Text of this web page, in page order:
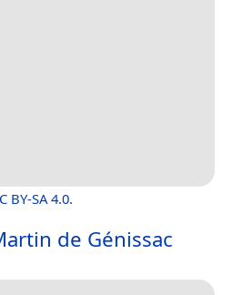
BY-SA 4.0.
de Génissac